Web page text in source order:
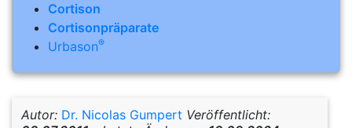
Cortison
Cortisonpräparate
Urbason®
Autor: Dr. Nicolas Gumpert Veröffentlicht: